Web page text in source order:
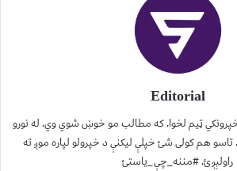
Editorial
ټیم لخوا. که مطالب مو خوښ شوي وي، له نورو
هم کولی شئ خپلې لیکنې د خپرولو لپاره موږ ته
راولېږئ. #مننه_چې_یاستئ